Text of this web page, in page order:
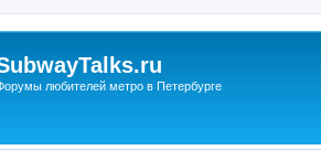
любителей метро в Петербурге